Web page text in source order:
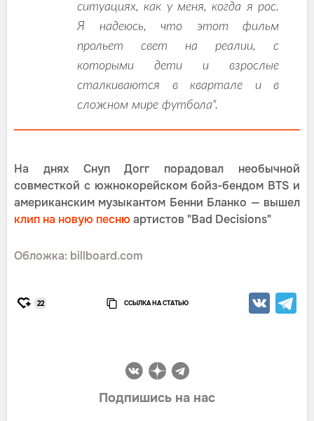
ситуациях, как у меня, когда я рос.
Я надеюсь, что этот фильм
прольет свет на реалии, с
которыми дети и взрослые
сталкиваются в квартале и в
сложном мире футбола".
На днях Снуп Догг порадовал необычной
совместкой с южнокорейском бойз-бендом BTS и
американским музыкантом Бенни Бланко — вышел
клип на новую песню артистов "Bad Decisions"
Обложка: billboard.com
22 ССЫЛКА НА СТАТЬЮ
Подпишись на нас